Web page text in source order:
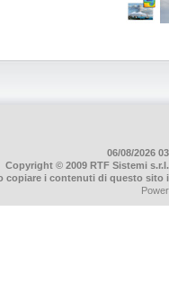
06/08/2026
Copyright © 2009 RTF Sistemi
copiare i contenuti di questo